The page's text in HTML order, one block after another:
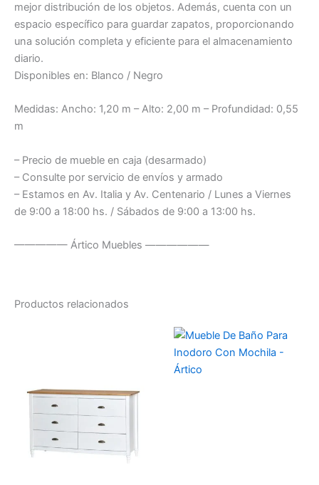
mejor distribución de los objetos. Además, cuenta con un
espacio específico para guardar zapatos, proporcionando
una solución completa y eficiente para el almacenamiento
diario.
Disponibles en: Blanco / Negro
Medidas: Ancho: 1,20 m – Alto: 2,00 m – Profundidad: 0,55
m
– Precio de mueble en caja (desarmado)
– Consulte por servicio de envíos y armado
– Estamos en Av. Italia y Av. Centenario / Lunes a Viernes
de 9:00 a 18:00 hs. / Sábados de 9:00 a 13:00 hs.
————— Ártico Muebles ——————
Productos relacionados